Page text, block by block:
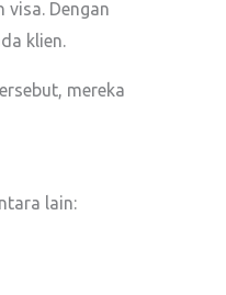
visa. Dengan
klien.
mereka
lain: